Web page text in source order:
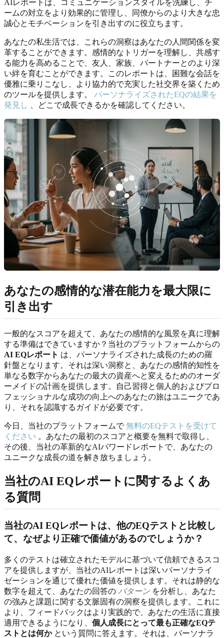
AIレポートは、コミュニケーションスタイルを洗練し、チ
ームの対立をより効果的に管理し、同僚からのより大きな忠
誠心とモチベーションを引き出すのに役立ちます。
あなたの私生活では、これらの洞察はあなたの人間関係を変
革することができます。感情的なトリガーを理解し、共感す
る能力を高めることで、友人、家族、パートナーとのより深
い絆を育むことができます。このレポートは、困難な会話を
優雅に乗りこなし、より協力的で充実した社交界を築くため
のツールを提供します。 パーソナライズされたEQの結果を
発見し 、どこで成長できるかを確認してください。
あなたの感情的な潜在能力を最大限に
引き出す
一般的なスコアを超えて、あなたの感情的な風景を真に理解
する準備はできていますか？当社のプラットフォームからの
AI EQレポート は、パーソナライズされた成長のための羅
針盤となります。それは深い洞察と、あなたの感情的知性を
単なる数字からあなたの最大の資産へと変えるためのオーダ
ーメイドの計画を提供します。自己習得と個人的およびプロ
フェッショナルな成功の向上へのあなたの旅はユニークであ
り、それを認識するガイドが必要です。
今日、当社のプラットフォームで無料のEQテストを受けて
ください 。あなたの最初のスコアと概要を無料で取得し、
その後、当社の革新的なAIパワードレポートで、あなたの
ユニークな成長の道を解き放ちましょう。
当社のAI EQレポートに関するよくあ
る質問
当社のAI EQレポートは、他のEQテストと比較し
て、なぜより正確で価値があるのでしょうか？
多くのテストは確立されたモデルに基づいて信頼できるスコ
アを提供しますが、当社のAIレポートは深いパーソナライ
ゼーションを通じて優れた価値を提供します。それは静的な
数字を超えて、あなたの回答の パターン を分析し、あなた
の強みと課題に関する文脈固有の洞察を提供します。これに
より、フィードバックはより実践的で、あなたの生活に直接
適用できるようになり、 個人成長にとって最も正確なEQテ
ストとは何かという質問に答えます。それは、パーソナラ